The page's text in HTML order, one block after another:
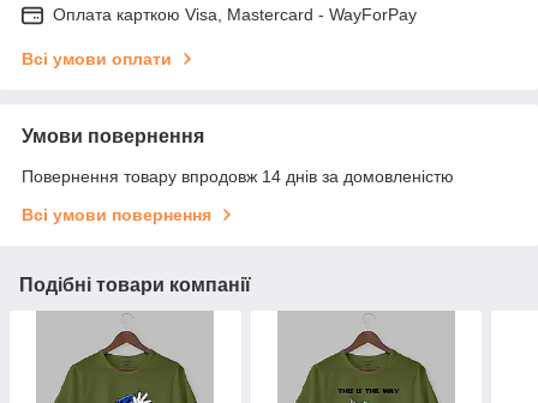
Оплата карткою Visa, Mastercard - WayForPay
Всі умови оплати
Умови повернення
Повернення товару впродовж 14 днів за домовленістю
Всі умови повернення
Подібні товари компанії